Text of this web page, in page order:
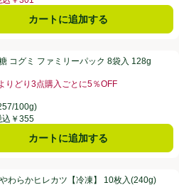
カートに追加する
ック 8袋入 128g
点。
コグミ ファミリーパック 8袋入 128g
りどり3点購入ごとに5％OFF
100g)
込￥355
カートに追加する
凍】 10枚入(240g)
点。
わらかヒレカツ【冷凍】 10枚入(240g)